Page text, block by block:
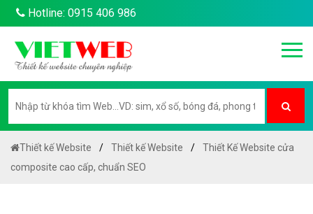
Hotline: 0915 406 986
Thiết kế Website Thiết kế Website
Thiết Kế Website cửa
composite cao cấp, chuẩn SEO